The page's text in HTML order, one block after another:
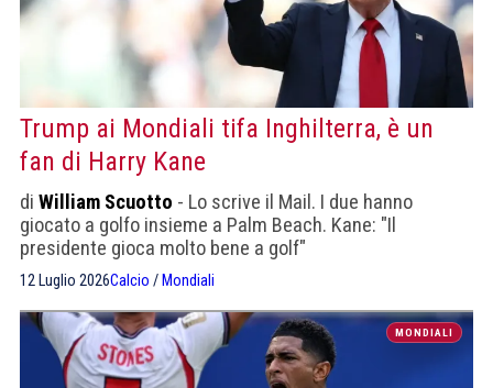
Trump ai Mondiali tifa Inghilterra, è un
fan di Harry Kane
di William Scuotto - Lo scrive il Mail. I due hanno
giocato a golfo insieme a Palm Beach. Kane: "Il
presidente gioca molto bene a golf"
12 Luglio 2026Calcio / Mondiali
MONDIALI